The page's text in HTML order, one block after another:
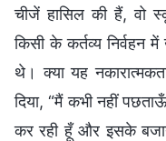
चीजें हासिल की हैं, वो
किसी के कर्तव्य निर्वहन
थे। क्या यह
दिया, “मैं कभी नहीं
कर रही हूँ और इसके